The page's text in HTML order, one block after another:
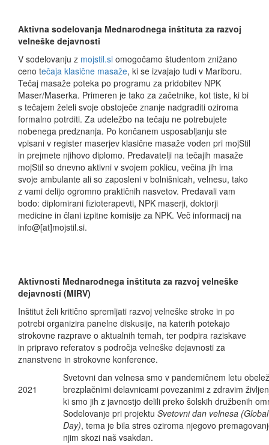
Aktivna sodelovanja Mednarodnega inštituta za razvoj
velneške dejavnosti
V sodelovanju z mojstil.si omogočamo študentom znižano
ceno tečaja klasične masaže, ki se izvajajo tudi v Mariboru.
Tečaj masaže poteka po programu za pridobitev NPK
Maser/Maserka. Primeren je tako za začetnike, kot tiste, ki bi
s tečajem želeli svoje obstoječe znanje nadgraditi oziroma
formalno potrditi. Za udeležbo na tečaju ne potrebujete
nobenega predznanja. Po končanem usposabljanju ste
vpisani v register maserjev klasične masaže voden pri mojStil
in prejmete njihovo diplomo. Predavatelji na tečajih masaže
mojStil so dnevno aktivni v svojem poklicu, večina jih ima
svoje ambulante ali so zaposleni v bolnišnicah, velnesu, tako
z vami delijo ogromno praktičnih nasvetov. Predavali vam
bodo: diplomirani fizioterapevti, NPK maserji, doktorji
medicine in člani izpitne komisije za NPK. Več informacij na
info@[at]mojstil.si.
Aktivnosti Mednarodnega inštituta za razvoj velneške
dejavnosti (MIRV)
Inštitut želi kritično spremljati razvoj velneške stroke in po
potrebi organizira panelne diskusije, na katerih potekajo
strokovne razprave o aktualnih temah, ter podpira raziskave
in pripravo referatov s področja velneške dejavnosti za
znanstvene in strokovne konference.
2021
Svetovni dan velnesa smo v pandemičnem letu
brezplačnimi delavnicami povezanimi z zdravim
ki smo jih z javnostjo delili preko šolskih družbenih
Sodelovanje pri projektu Svetovni dan velnesa
Day), tema je bila stres oziroma njegovo
njim skozi naš vsakdan.